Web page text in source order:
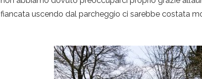
fiancata uscendo dal parcheggio ci sarebbe costata